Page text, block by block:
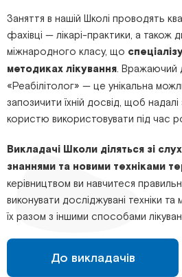
Заняття в нашій Школі проводять
фахівці — лікарі-практики, а також
міжнародного класу, що
методиках лікування . Вражаючий
«Реабілітолог» — це унікальна
запозичити їхній досвід, щоб
користю використовувати під час
Викладачі Школи діляться зі
знаннями та новими техніками
керівництвом ви навчитеся
виконувати досліджувані техніки
їх разом з іншими способами
До викладачів